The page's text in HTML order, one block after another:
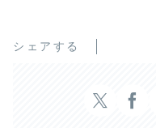
シェアする